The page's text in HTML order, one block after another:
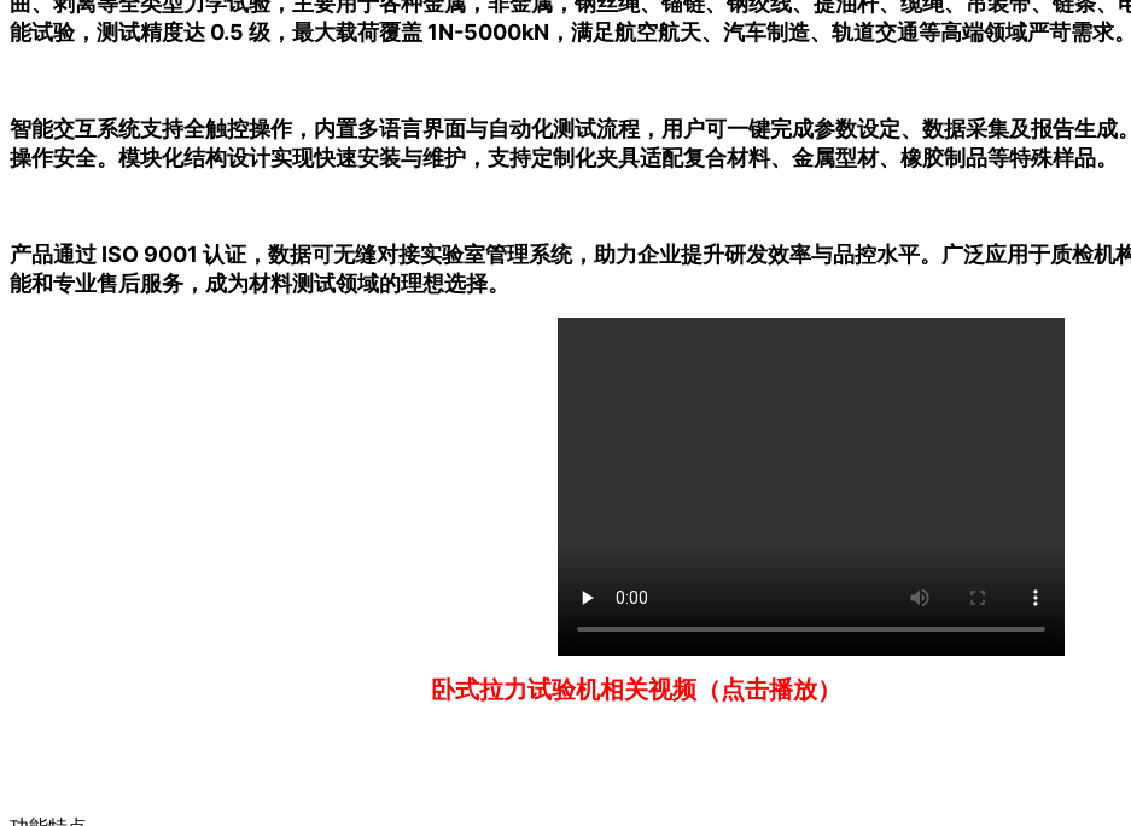
能试验，测试精度达 0.5 级，最大载荷覆盖 1N-5000kN，满足航空航天、汽车制造、轨道交通等高端领域严苛需求。
智能交互系统支持全触控操作，内置多语言界面与自动化测试流程，用户可一键完成参数设定、数据采集及报告生
操作安全。模块化结构设计实现快速安装与维护，支持定制化夹具适配复合材料、金属型材、橡胶制品等特殊样品。
产品通过 ISO 9001 认证，数据可无缝对接实验室管理系统，助力企业提升研发效率与品控水平。广泛应用于质检机
能和专业售后服务，成为材料测试领域的理想选择。
卧式拉力试验机相关视频（点击播放）